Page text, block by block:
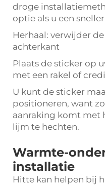
droge
optie als u een
Herhaal: verwijder
achterkant
Plaats de sticker op
met een rakel of
U kunt de sticker
positioneren, want
aanraking komt met
lijm te hechten.
Warmte-
installatie
Hitte kan helpen bij